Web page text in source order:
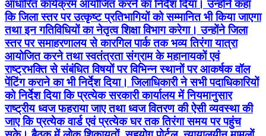
आधारित कार्यक्रम आयोजित करने का निर्देश दिया। उन्होंने कहा
कि जिला स्तर पर उत्कृष्ट प्रतिभागियों को सम्मानित भी किया जाएगा
तथा इन गतिविधियों का नेतृत्व शिक्षा विभाग करेगा। उन्होंने जिला
स्तर पर समाहरणालय से कारगिल पार्क तक भव्य तिरंगा यात्रा
आयोजित करने तथा स्वतंत्रता संग्राम के महानायकों एवं
राष्ट्रभक्ति से संबंधित विषयों पर विभिन्न स्थानों पर आकर्षक वॉल
पेंटिंग कराने का भी निर्देश दिया। जिलाधिकारी ने सभी पदाधिकारियों
को निर्देश दिया कि प्रत्येक सरकारी कार्यालय में नियमानुसार
राष्ट्रीय ध्वज फहराया जाए तथा ध्वज वितरण की ऐसी व्यवस्था की
जाए कि प्रत्येक वार्ड एवं प्रत्येक घर तक तिरंगा समय पर पहुंच